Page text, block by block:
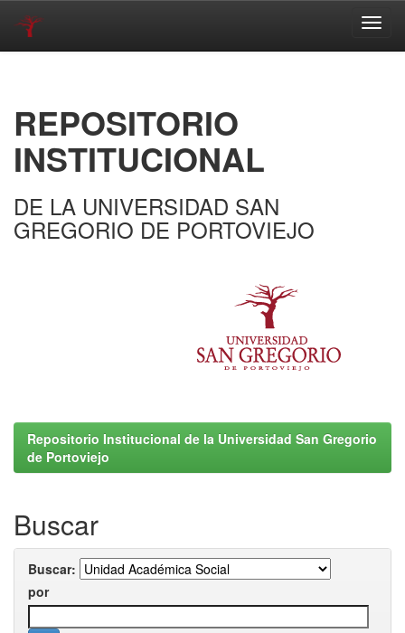
REPOSITORIO
INSTITUCIONAL
DE LA UNIVERSIDAD SAN
GREGORIO DE PORTOVIEJO
Repositorio Institucional de la Universidad San Gregorio
de Portoviejo
Buscar
Buscar:
por